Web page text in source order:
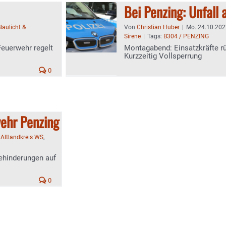
&
regelt
0
Bei Penzing: Unfall
Von Christian Huber
Mo.
Sirene
Tags: B304 / PENZING
Montagabend: Einsatzkräfte
Kurzzeitig Vollsperrung
Penzing
Altlandkreis WS,
auf
0